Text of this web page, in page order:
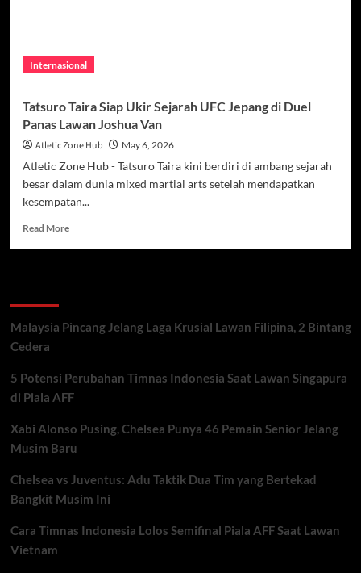
Internasional
Tatsuro Taira Siap Ukir Sejarah UFC Jepang di Duel
Panas Lawan Joshua Van
Atletic Zone Hub May 6, 2026
Atletic Zone Hub - Tatsuro Taira kini berdiri di ambang sejarah
besar dalam dunia mixed martial arts setelah mendapatkan
kesempatan...
Read MoreRead
Sejarah
di
Duel
Lawan
Van
Malaysia Pincang Jelang Laga Krusial Lawan Filipina, 2 Bintang
Cedera
5 Potensi Perubahan Timnas Indonesia Saat Lawan Singapura
di Piala AFF
Xabi Alonso Pusing, Chelsea Punya 46 Pemain Senior Jelang
Musim Baru
Chelsea vs Juventus: Adu Taktik Dua Tim yang Bertekad
Bangkit Musim Ini
Cara Timnas Indonesia Lolos Semifinal Piala AFF Saat Lawan
Vietnam